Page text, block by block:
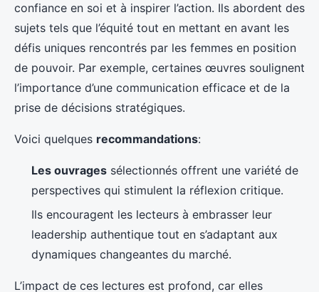
confiance en soi et à inspirer l’action. Ils abordent des
sujets tels que l’équité tout en mettant en avant les
défis uniques rencontrés par les femmes en position
de pouvoir. Par exemple, certaines œuvres soulignent
l’importance d’une communication efficace et de la
prise de décisions stratégiques.
Voici quelques recommandations:
Les ouvrages sélectionnés offrent une variété de
perspectives qui stimulent la réflexion critique.
Ils encouragent les lecteurs à embrasser leur
leadership authentique tout en s’adaptant aux
dynamiques changeantes du marché.
L’impact de ces lectures est profond, car elles